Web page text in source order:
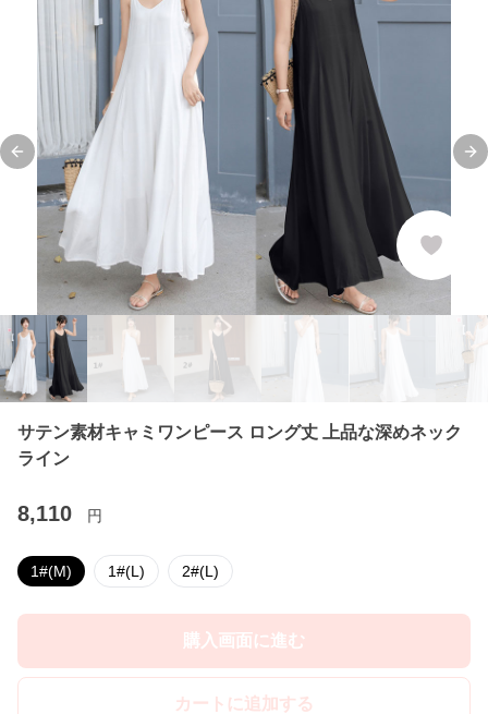
Previous slide
サテン素材キャミワンピース ロング丈 上品な深めネック
ライン
8,110 円
1#(M) 1#(L) 2#(L)
購入画面に進む
カートに追加する